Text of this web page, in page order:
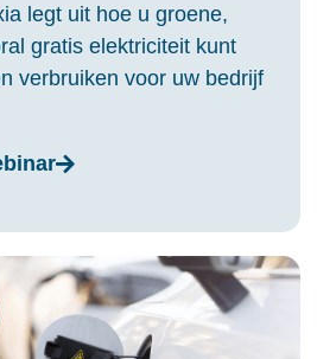
legt uit hoe u groene,
gratis elektriciteit kunt
verbruiken voor uw bedrijf